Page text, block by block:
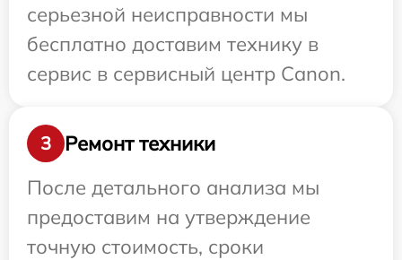
серьезной неисправности мы
бесплатно доставим технику в
сервис в сервисный центр Canon.
3
Ремонт техники
После детального анализа мы
предоставим на утверждение
точную стоимость, сроки